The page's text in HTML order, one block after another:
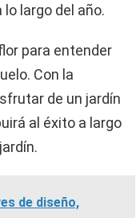
largo del año.
para entender
Con la
de un jardín
al éxito a largo
de diseño,